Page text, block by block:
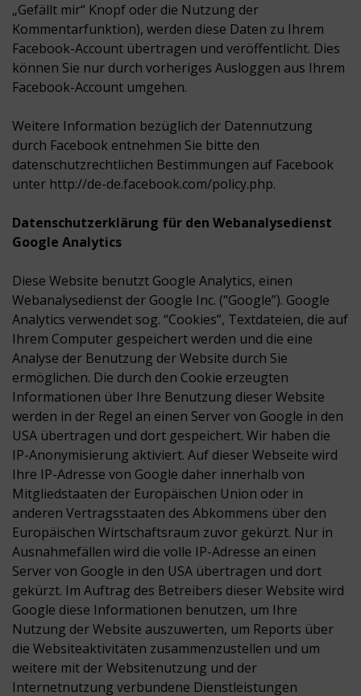
„Gefällt mir“ Knopf oder die Nutzung der
Kommentarfunktion), werden diese Daten zu Ihrem
Facebook-Account übertragen und veröffentlicht. Dies
können Sie nur durch vorheriges Ausloggen aus Ihrem
Facebook-Account umgehen.
Weitere Information bezüglich der Datennutzung
durch Facebook entnehmen Sie bitte den
datenschutzrechtlichen Bestimmungen auf Facebook
unter http://de-de.facebook.com/policy.php.
Datenschutzerklärung für den Webanalysedienst
Google Analytics
Diese Website benutzt Google Analytics, einen
Webanalysedienst der Google Inc. (“Google”). Google
Analytics verwendet sog. “Cookies”, Textdateien, die auf
Ihrem Computer gespeichert werden und die eine
Analyse der Benutzung der Website durch Sie
ermöglichen. Die durch den Cookie erzeugten
Informationen über Ihre Benutzung dieser Website
werden in der Regel an einen Server von Google in den
USA übertragen und dort gespeichert. Wir haben die
IP-Anonymisierung aktiviert. Auf dieser Webseite wird
Ihre IP-Adresse von Google daher innerhalb von
Mitgliedstaaten der Europäischen Union oder in
anderen Vertragsstaaten des Abkommens über den
Europäischen Wirtschaftsraum zuvor gekürzt. Nur in
Ausnahmefällen wird die volle IP-Adresse an einen
Server von Google in den USA übertragen und dort
gekürzt. Im Auftrag des Betreibers dieser Website wird
Google diese Informationen benutzen, um Ihre
Nutzung der Website auszuwerten, um Reports über
die Websiteaktivitäten zusammenzustellen und um
weitere mit der Websitenutzung und der
Internetnutzung verbundene Dienstleistungen